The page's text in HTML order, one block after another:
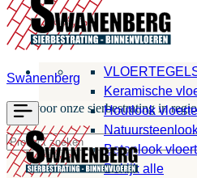
Swanenberg
Kies voor onze sierbestrating in
Keramische
Houtlook
Betonlook
Bekijk alle